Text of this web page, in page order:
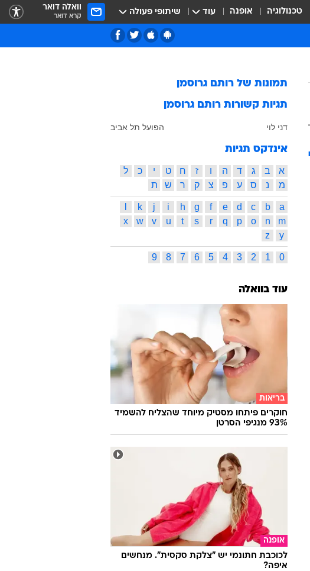
טכנולוגיה אופנה עוד שיתופי פעולה וואלה דואר
קרא דואר
תמונות של רותם גרוסמן
תגיות קשורות רותם גרוסמן
דני לוי הפועל תל אביב
אינדקס תגיות
א ב ג ד ה ו ז ח ט י כ
ל
מ
נ ס ע פ צ ק ר ש ת
a
b
c
d
e
f
g
h
i
j
k
m
n
o
p
q
r
s
t
u
v
w
x
y
z
0
1
2
3
4
5
6
7
8
9
עוד בוואלה
בריאות
חוקרים פיתחו מסטיק מיוחד שהצליח להשמיד
93% מנגיפי הסרטן
אופנה
לכוכבת חתונמי יש "צלקת סקסית". מנחשים
איפה?